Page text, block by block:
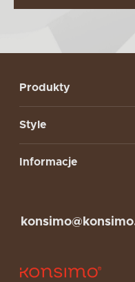
Produkty
Style
Informacje